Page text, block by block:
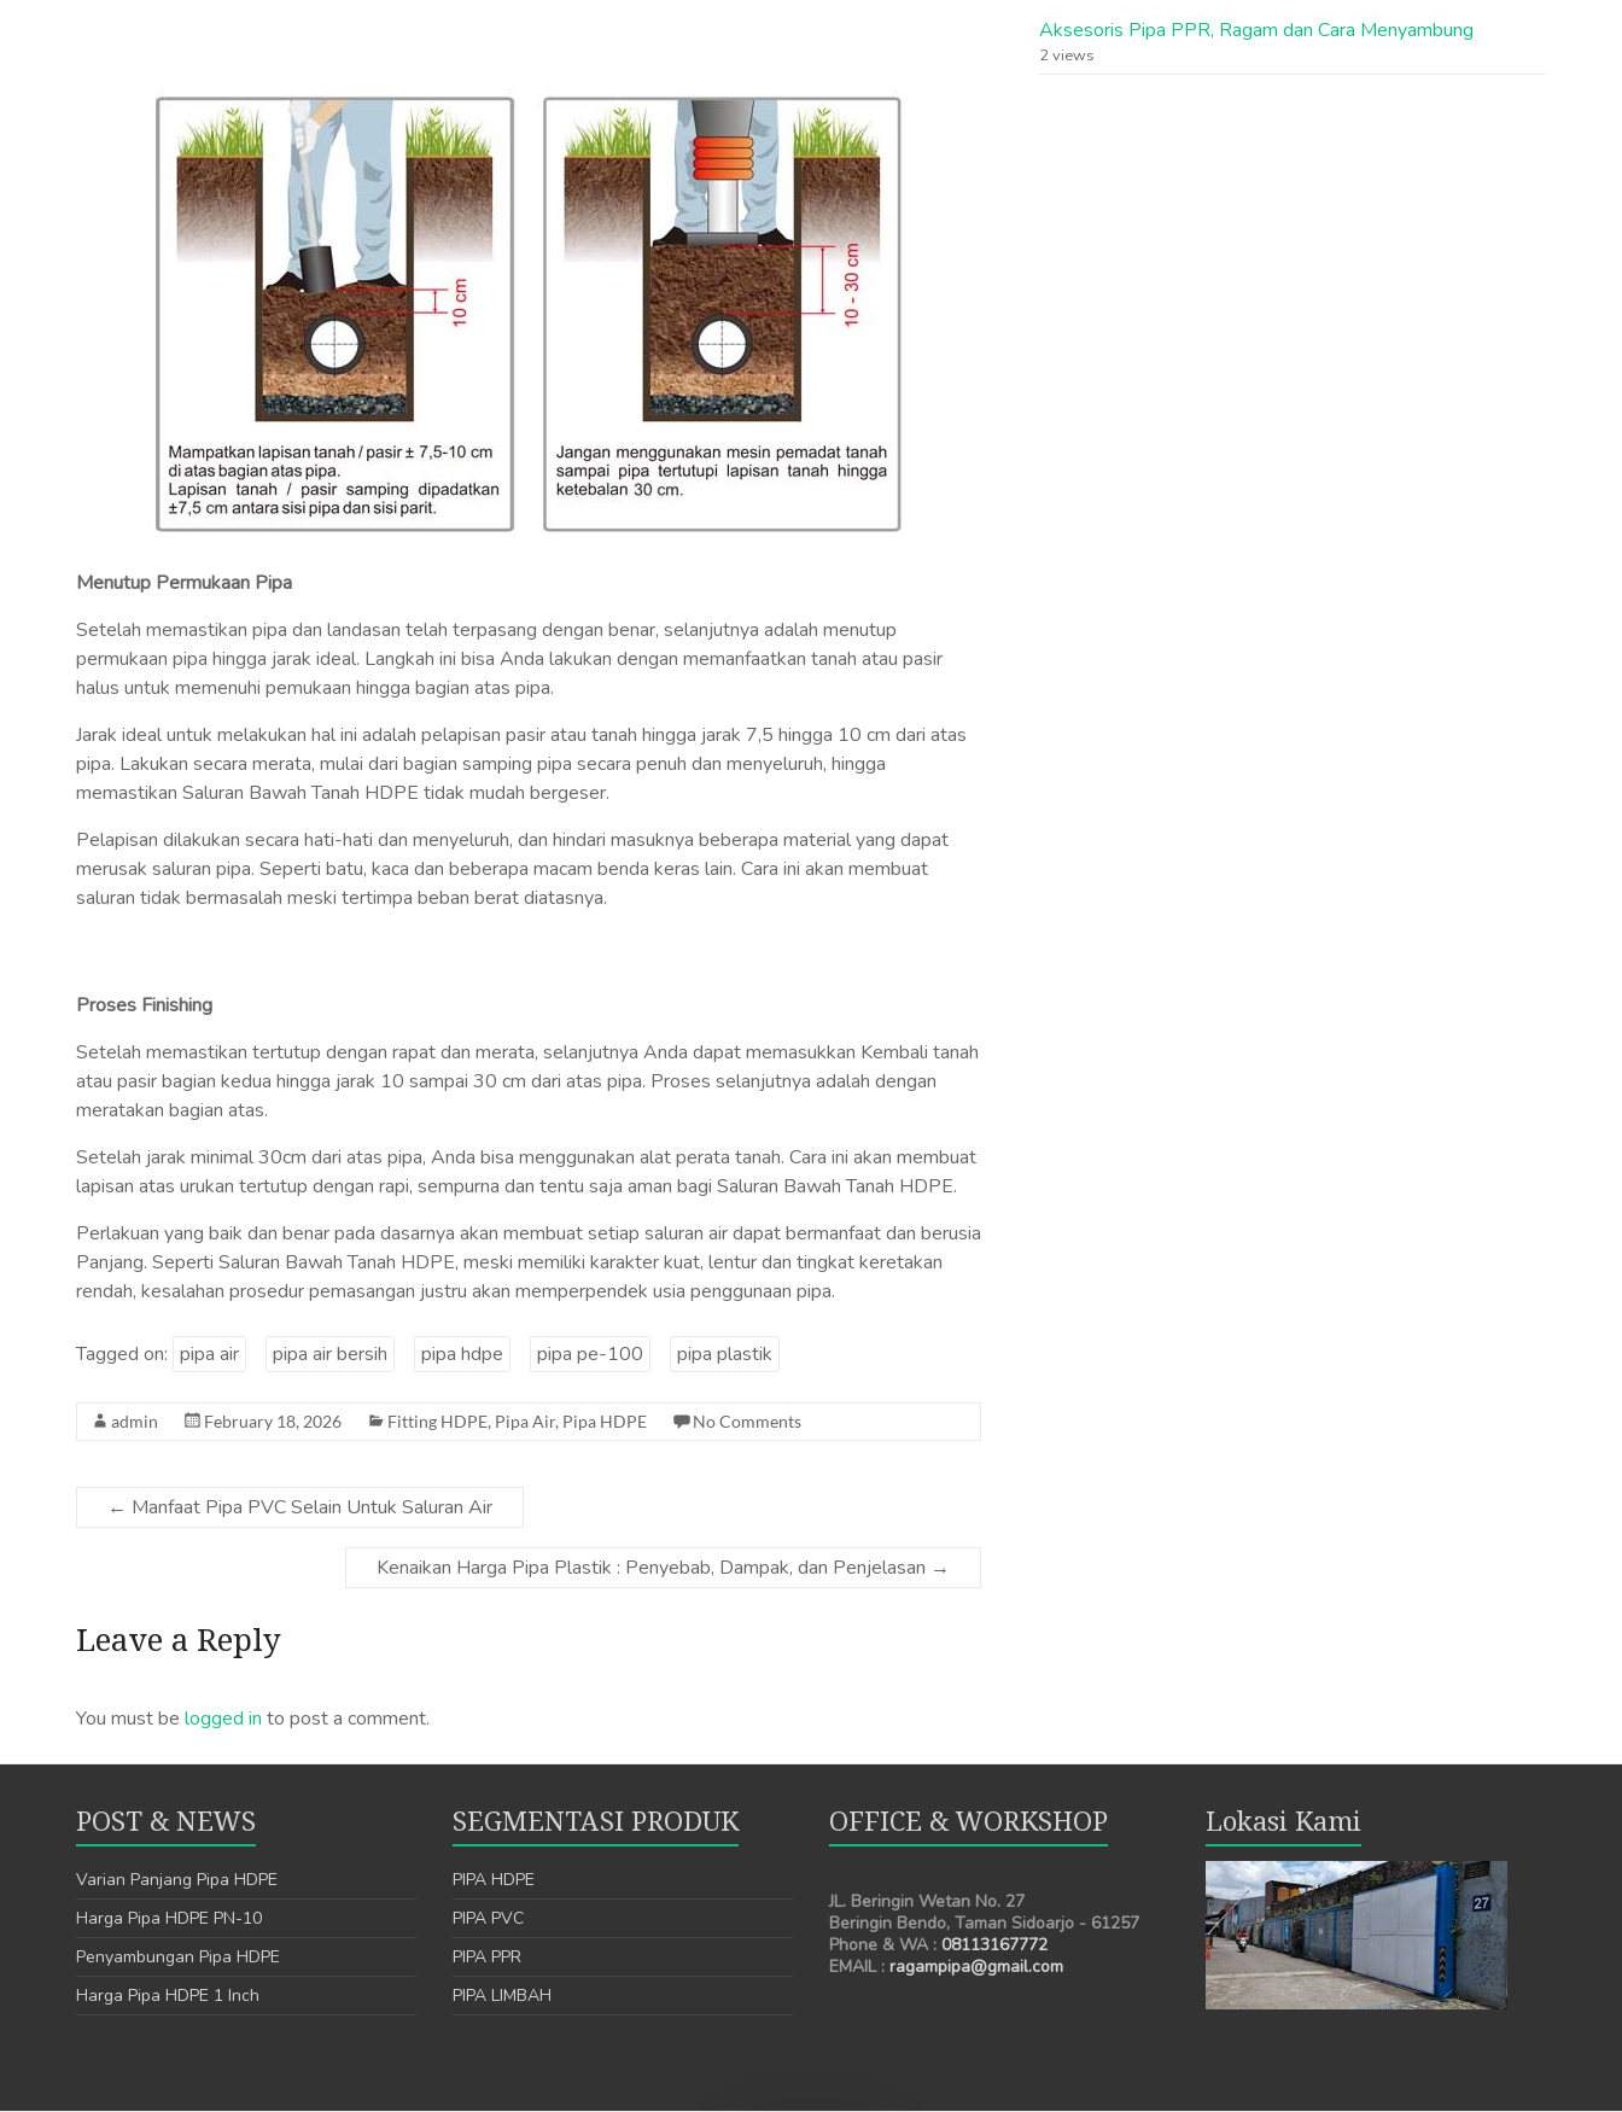
Menutup Permukaan Pipa
Setelah memastikan pipa dan landasan telah terpasang dengan benar, selanjutnya adalah menutup
permukaan pipa hingga jarak ideal. Langkah ini bisa Anda lakukan dengan memanfaatkan tanah atau pasir
halus untuk memenuhi pemukaan hingga bagian atas pipa.
Jarak ideal untuk melakukan hal ini adalah pelapisan pasir atau tanah hingga jarak 7,5 hingga 10 cm dari atas
pipa. Lakukan secara merata, mulai dari bagian samping pipa secara penuh dan menyeluruh, hingga
memastikan Saluran Bawah Tanah HDPE tidak mudah bergeser.
Pelapisan dilakukan secara hati-hati dan menyeluruh, dan hindari masuknya beberapa material yang dapat
merusak saluran pipa. Seperti batu, kaca dan beberapa macam benda keras lain. Cara ini akan membuat
saluran tidak bermasalah meski tertimpa beban berat diatasnya.
Proses Finishing
Setelah memastikan tertutup dengan rapat dan merata, selanjutnya Anda dapat memasukkan Kembali tanah
atau pasir bagian kedua hingga jarak 10 sampai 30 cm dari atas pipa. Proses selanjutnya adalah dengan
meratakan bagian atas.
Setelah jarak minimal 30cm dari atas pipa, Anda bisa menggunakan alat perata tanah. Cara ini akan membuat
lapisan atas urukan tertutup dengan rapi, sempurna dan tentu saja aman bagi Saluran Bawah Tanah HDPE.
Perlakuan yang baik dan benar pada dasarnya akan membuat setiap saluran air dapat bermanfaat dan berusia
Panjang. Seperti Saluran Bawah Tanah HDPE, meski memiliki karakter kuat, lentur dan tingkat keretakan
rendah, kesalahan prosedur pemasangan justru akan memperpendek usia penggunaan pipa.
Tagged on: pipa air pipa air bersih pipa hdpe pipa pe-100 pipa plastik
admin February 18, 2026 Fitting HDPE, Pipa Air, Pipa HDPE No Comments
← Manfaat Pipa PVC Selain Untuk Saluran Air
Kenaikan Harga Pipa Plastik : Penyebab, Dampak, dan Penjelasan →
Leave a Reply
You must be logged in to post a comment.
Aksesoris Pipa PPR, Ragam dan Cara Menyambung
2 views
POST & NEWS
Varian Panjang Pipa HDPE
Harga Pipa HDPE PN-10
Penyambungan Pipa HDPE
Harga Pipa HDPE 1 Inch
SEGMENTASI PRODUK
PIPA HDPE
PIPA PVC
PIPA PPR
PIPA LIMBAH
OFFICE & WORKSHOP
JL. Beringin Wetan No. 27
Beringin Bendo, Taman Sidoarjo - 61257
Phone & WA : 08113167772
EMAIL : ragampipa@gmail.com
Lokasi Kami